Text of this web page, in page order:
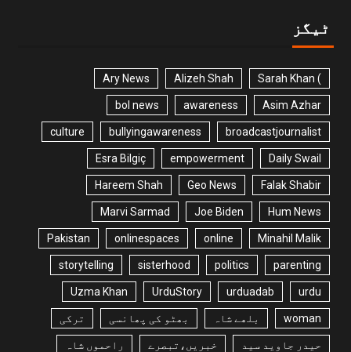
ٹیگز
) Sarah Khan
Alizeh Shah
Ary News
Asim Azhar
awareness
bol news
broadcastjournalist
bullyingawareness
culture
Daily Swail
empowerment
Esra Bilgiç
Falak Shabir
Geo News
Hareem Shah
Hum News
Joe Biden
Marvi Sarmad
Minahil Malik
online
onlinespaces
Pakistan
parenting
politics
sisterhood
storytelling
urdu
urduadab
UrduStory
Uzma Khan
woman بلھے شاہ بھٹو کی پھانسی ترکی
حیدر جاوید سید خبریں،تبصرے راحموں شاہ